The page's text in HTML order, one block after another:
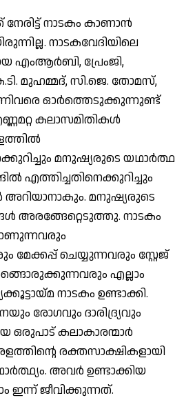
നാടകം കാണാന്‍
നാടകവേദിയിലെ
എംആര്‍ബി, പ്രേംജി,
മുഹമ്മദ്, സി.ജെ. തോമസ്,
ഓര്‍ത്തെടുക്കുന്നുണ്ട്
കലാസമിതികള്‍
മനുഷ്യരുടെ യഥാര്‍ത്ഥ
എത്തിച്ചതിനെക്കുറിച്ചും
മനുഷ്യരുടെ
അരങ്ങേറ്റെടുത്തു. നാടകം
ചെയ്യുന്നവരും സ്റ്റേജ്
എല്ലാം
നാടകം ഉണ്ടാക്കി.
രോഗവും ദാരിദ്ര്യവും
ഒരുപാട് കലാകാരന്മാര്‍
രക്തസാക്ഷികളായി
അവര്‍ ഉണ്ടാക്കിയ
ഇന്ന് ജീവിക്കുന്നത്.